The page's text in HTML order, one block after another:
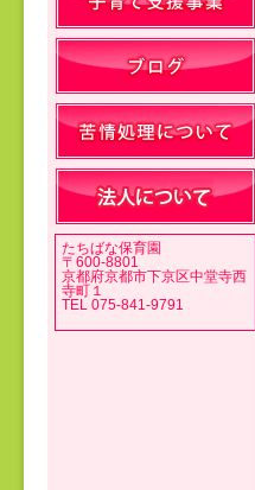
たちばな保育園
〒600-8801
京都府京都市下京区中堂寺西
寺町１
TEL 075-841-9791